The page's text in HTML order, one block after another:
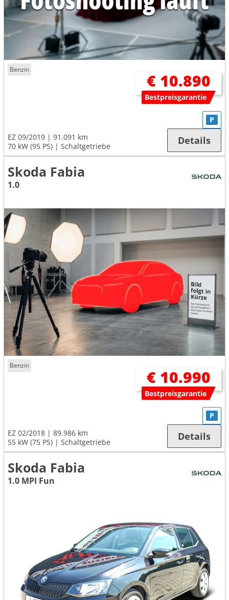
Benzin
€ 10.890
Bestpreisgarantie
EZ 09/2019
91.091 km
70 kW (95 PS)
Schaltgetriebe
P
Details
Skoda Fabia
1.0
Benzin
€ 10.990
Bestpreisgarantie
EZ 02/2018
89.986 km
55 kW (75 PS)
Schaltgetriebe
P
Details
Skoda Fabia
1.0 MPI Fun